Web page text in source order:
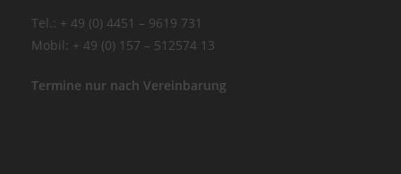
Tel.: + 49 (0) 4451 – 9619 731
Mobil: + 49 (0) 157 – 512574 13
Termine nur nach Vereinbarung